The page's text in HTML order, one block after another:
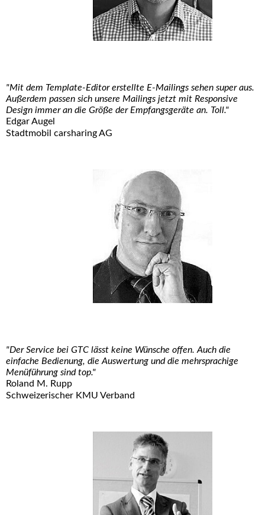
"Mit dem Template-Editor erstellte E-Mailings sehen super aus.
Außerdem passen sich unsere Mailings jetzt mit Responsive
Design immer an die Größe der Empfangsgeräte an. Toll."
Edgar Augel
Stadtmobil carsharing AG
"Der Service bei GTC lässt keine Wünsche offen. Auch die
einfache Bedienung, die Auswertung und die mehrsprachige
Menüführung sind top."
Roland M. Rupp
Schweizerischer KMU Verband